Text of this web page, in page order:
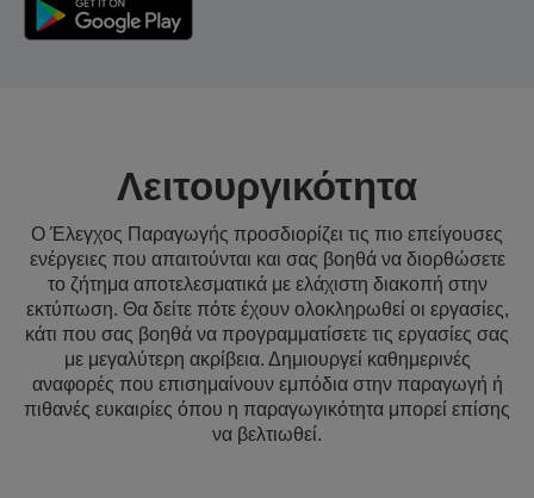
Λειτουργικότητα
Ο Έλεγχος Παραγωγής προσδιορίζει τις πιο επείγουσες
ενέργειες που απαιτούνται και σας βοηθά να διορθώσετε
το ζήτημα αποτελεσματικά με ελάχιστη διακοπή στην
εκτύπωση. Θα δείτε πότε έχουν ολοκληρωθεί οι εργασίες,
κάτι που σας βοηθά να προγραμματίσετε τις εργασίες σας
με μεγαλύτερη ακρίβεια. Δημιουργεί καθημερινές
αναφορές που επισημαίνουν εμπόδια στην παραγωγή ή
πιθανές ευκαιρίες όπου η παραγωγικότητα μπορεί επίσης
να βελτιωθεί.